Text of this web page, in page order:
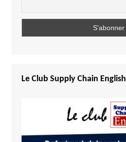
Le Club Supply Chain English